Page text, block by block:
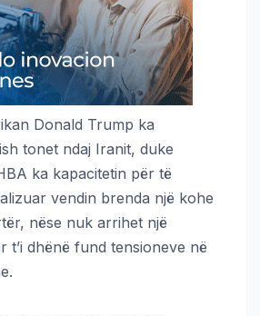
Donald Trump ka
tonet ndaj Iranit, duke
ka kapacitetin për të
vendin brenda një kohe
nëse nuk arrihet një
t’i dhënë fund tensioneve në